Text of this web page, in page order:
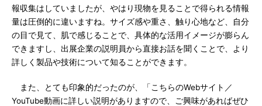
報収集はしていましたが、やはり現物を見ることで得られる情報
量は圧倒的に違いますね。サイズ感や重さ、触り心地など、自分
の目で見て、肌で感じることで、具体的な活用イメージが膨らん
できますし、出展企業の説明員から直接お話を聞くことで、より
詳しく製品や技術について知ることができます。
また、とても印象的だったのが、「こちらのWebサイト／
YouTube動画に詳しい説明がありますので、ご興味があればぜひ